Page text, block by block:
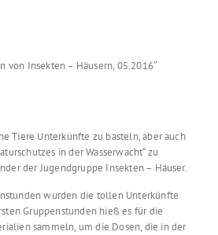
von Insekten – Häusern, 05.2016″
Tiere Unterkünfte zu basteln, aber auch
in der Wasserwacht“ zu
der Jugendgruppe Insekten – Häuser.
wurden die tollen Unterkünfte
Gruppenstunden hieß es für die
sammeln, um die Dosen, die in der